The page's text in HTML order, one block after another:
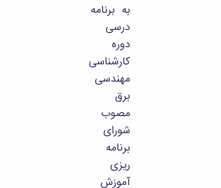
به برنامه
درسی
دوره
کارشناسی
مهندسی
برق
مصوب
شورای
برنامه
ریزی
آموزش